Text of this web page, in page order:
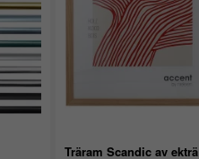
Träram Scandic av ekträ